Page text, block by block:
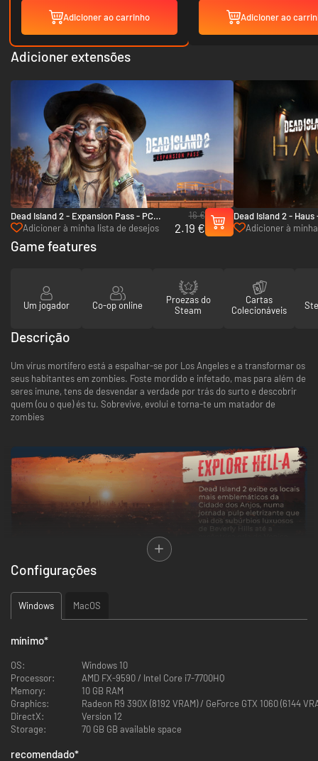
Adicioner ao carrinho Adicioner ao
Adicioner extensões
Dead Island 2 - Expansion Pass - PC
(Steam)
Adicioner à minha lista de desejos
16 €
2.19 €
Dead Island 2 -
Adicioner à
Game features
Um jogador Co-op online
Proezas do
Steam
Cartas
Colecionáveis
Descrição
Um vírus mortífero está a espalhar-se por Los Angeles e a transformar os
seus habitantes em zombies. Foste mordido e infetado, mas para além de
seres imune, tens de desvendar a verdade por trás do surto e descobrir
quem (ou o que) és tu. Sobrevive, evolui e torna-te um matador de
zombies
Configurações
Windows MacOS
mínimo*
OS:
Windows 10
Processor:
AMD FX-9590 / Intel Core i7-7700HQ
Memory:
10 GB RAM
Graphics:
Radeon R9 390X (8192 VRAM) / GeForce GTX 1060 (6144
DirectX:
Version 12
Storage:
70 GB GB available space
recomendado*